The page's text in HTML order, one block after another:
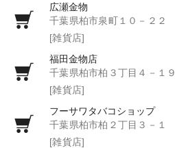
広瀬金物
千葉県柏市泉町１０－２２
[雑貨店]
福田金物店
千葉県柏市柏３丁目４－１９
[雑貨店]
フーサワタバコショップ
千葉県柏市柏２丁目３－１
[雑貨店]